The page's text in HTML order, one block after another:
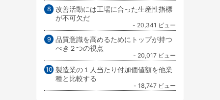
改善活動には工場に合った生産性指標
が不可欠だ
- 20,341 ビュー
品質意識を高めるためにトップが持つ
べき２つの視点
- 20,017 ビュー
製造業の１人当たり付加価値額を他業
種と比較する
- 18,747 ビュー